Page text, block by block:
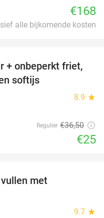
€168
alle bijkomende kosten
32%
+ onbeperkt friet,
softijs
8.9 star
Regulier €36,50
€25
met
9.7 star